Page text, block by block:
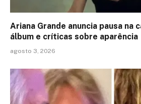
Ariana Grande anuncia pausa na
álbum e críticas sobre aparência
agosto 3, 2026